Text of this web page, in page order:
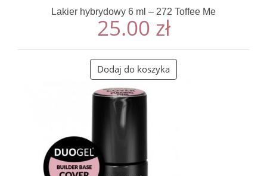
Lakier hybrydowy 6 ml – 272 Toffee Me
25.00 zł
Dodaj do koszyka